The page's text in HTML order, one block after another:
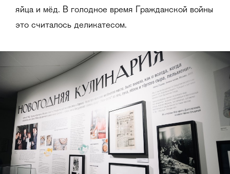
яйца и мёд. В голодное время Гражданской войны
это считалось деликатесом.